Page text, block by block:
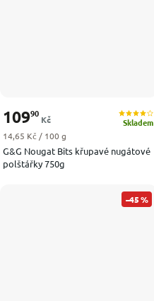
G&G Nougat Bits křupavé nugátové
polštářky 750g
Skladem
10990
Kč
Měrná cena:
14,65 Kč / 100 g
–45 %